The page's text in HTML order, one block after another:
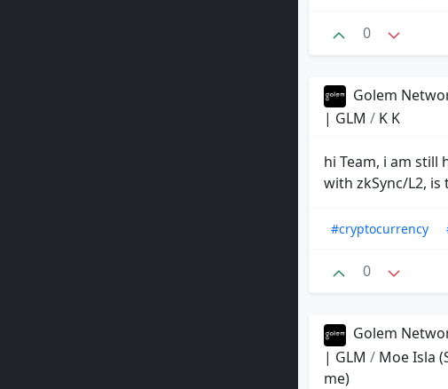
0
Golem
| GLM / K K
hi Team, i am
with zkSync/L2,
#cryptocurrency
0
Golem
| GLM / Moe Isla
me)